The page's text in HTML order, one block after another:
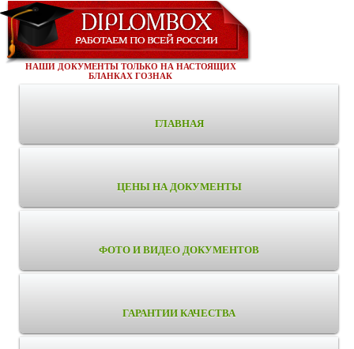
НАШИ ДОКУМЕНТЫ ТОЛЬКО НА НАСТОЯЩИХ
БЛАНКАХ ГОЗНАК
ГЛАВНАЯ
ЦЕНЫ НА ДОКУМЕНТЫ
ФОТО И ВИДЕО ДОКУМЕНТОВ
ГАРАНТИИ КАЧЕСТВА